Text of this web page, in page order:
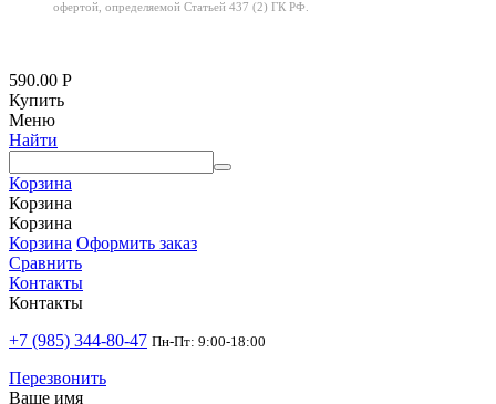
офертой, определяемой Статьей 437 (2) ГК РФ.
590.00 Р
Купить
Меню
Найти
Корзина
Корзина
Корзина
Корзина Оформить заказ
Сравнить
Контакты
Контакты
+7 (985) 344-80-47 Пн-Пт: 9:00-18:00
Перезвонить
Ваше имя